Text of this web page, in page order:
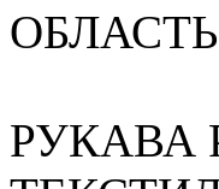
РУКАВА